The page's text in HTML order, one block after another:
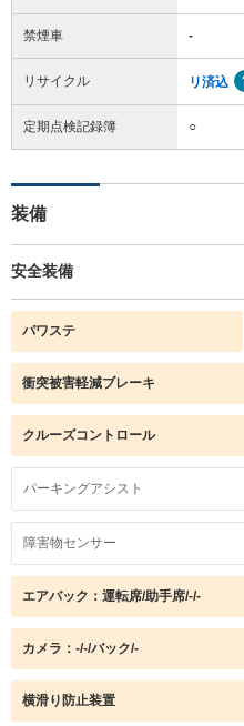
禁煙車 -
リサイクル リ済込
定期点検記録簿 ○
装備
安全装備
パワステ
衝突被害軽減ブレーキ
クルーズコントロール
パーキングアシスト
障害物センサー
エアバック：運転席/助手席/-/-
カメラ：-/-/バック/-
横滑り防止装置